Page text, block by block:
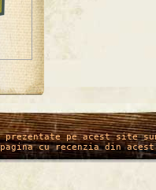
prezentate pe acest site
cu recenzia din